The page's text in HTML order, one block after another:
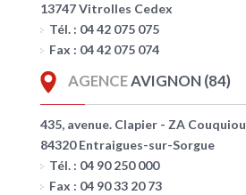
13747 Vitrolles Cedex
Tél. : 04 42 075 075
Fax : 04 42 075 074
AGENCEAVIGNON (84)
435, avenue. Clapier - ZA Couquiou
84320 Entraigues-sur-Sorgue
Tél. : 04 90 250 000
Fax : 04 90 33 20 73